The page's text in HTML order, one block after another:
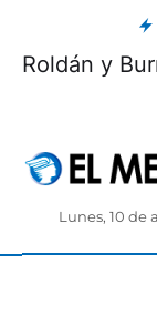
Roldán y
Lunes, 10 de